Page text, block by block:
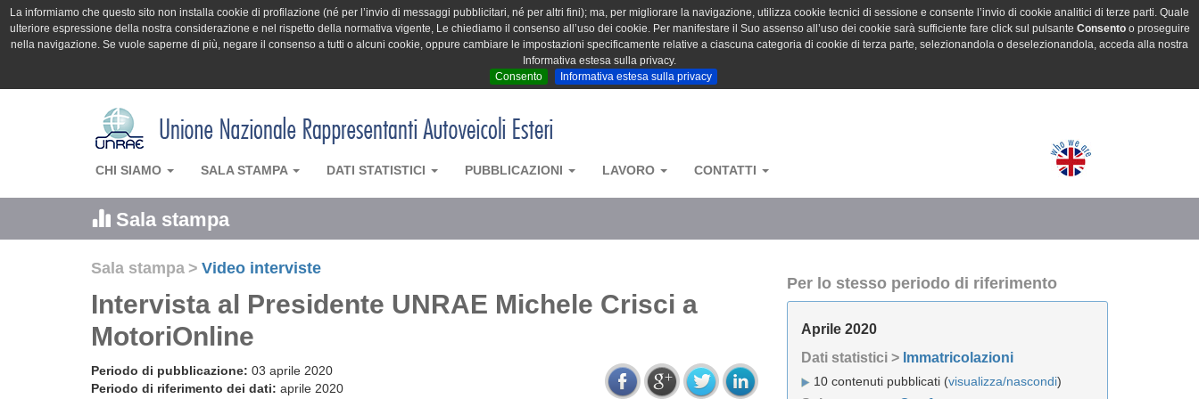
La informiamo che questo sito non installa cookie di profilazione (né per l’invio di messaggi pubblicitari, né per altri fini); ma, per migliorare la navigazione, utilizza cookie tecnici di sessione e consente l’invio di cookie analitici di terze parti. Quale
ulteriore espressione della nostra considerazione e nel rispetto della normativa vigente, Le chiediamo il consenso all’uso dei cookie. Per manifestare il Suo assenso all’uso dei cookie sarà sufficiente fare click sul pulsante Consentoo proseguire
nella navigazione. Se vuole saperne di più, negare il consenso a tutti o alcuni cookie, oppure cambiare le impostazioni specificamente relative a ciascuna categoria di cookie di terza parte, selezionandola o deselezionandola, acceda alla nostra
Informativa estesa sulla privacy.
Consento
Informativa estesa sulla privacy
CHI SIAMO SALA STAMPA DATI STATISTICI PUBBLICAZIONI LAVORO CONTATTI
Sala stampa
Sala stampa > Video interviste
Intervista al Presidente UNRAE Michele Crisci a
MotoriOnline
Periodo di pubblicazione: 03 aprile 2020
Periodo di riferimento dei dati: aprile 2020
Per lo stesso periodo di riferimento
Aprile 2020
Dati statistici > Immatricolazioni
10 contenuti pubblicati (visualizza/nascondi)